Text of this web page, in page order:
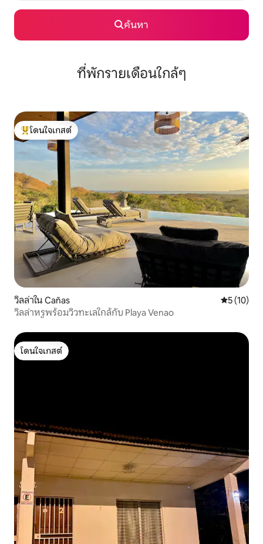
ค้นหา
ที่พักรายเดือนใกล้ๆ
โดนใจเกสต์ที่สุด
โดนใจเกสต์
วิลล่าใน Cañas คะแนนเฉลี่
5 (10)
วิลล่าหรูพร้อมวิวทะเลใกล้กับ Playa Venao
โดนใจเกสต์
โดนใจเกสต์